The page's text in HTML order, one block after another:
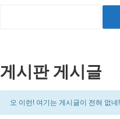
게시판 게시글
오 이런! 여기는 게시글이 전혀 없네!